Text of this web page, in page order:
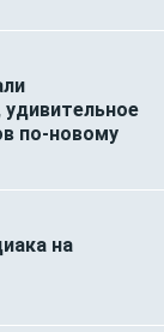
по-новому
на